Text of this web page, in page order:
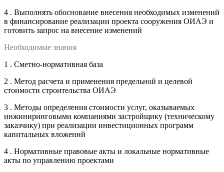
4 . Выполнять обоснование внесения необходимых изменений
в финансирование реализации проекта сооружения ОИАЭ и
готовить запрос на внесение изменений
Необходимые знания
1 . Сметно-нормативная база
2 . Метод расчета и применения предельной и целевой
стоимости строительства ОИАЭ
3 . Методы определения стоимости услуг, оказываемых
инжиниринговыми компаниями застройщику (техническому
заказчику) при реализации инвестиционных программ
капитальных вложений
4 . Нормативные правовые акты и локальные нормативные
акты по управлению проектами